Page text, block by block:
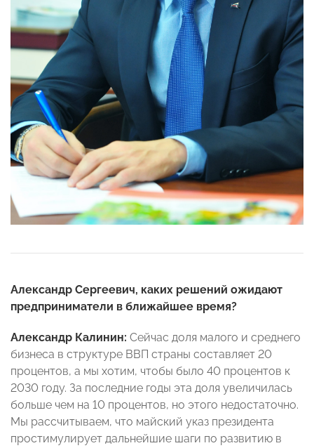
Александр Сергеевич, каких решений ожидают
предприниматели в ближайшее время?
Александр Калинин: Сейчас доля малого и среднего
бизнеса в структуре ВВП страны составляет 20
процентов, а мы хотим, чтобы было 40 процентов к
2030 году. За последние годы эта доля увеличилась
больше чем на 10 процентов, но этого недостаточно.
Мы рассчитываем, что майский указ президента
простимулирует дальнейшие шаги по развитию в